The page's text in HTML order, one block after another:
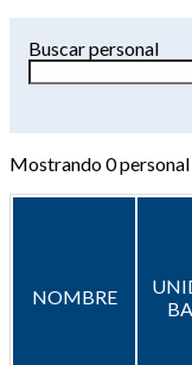
Buscar personal
Mostrando0
NOMBRE